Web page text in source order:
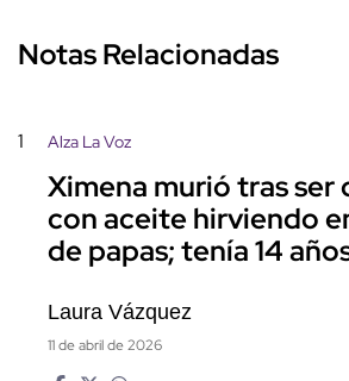
Notas Relacionadas
1 Alza La Voz
Ximena murió tras ser
con aceite hirviendo
de papas; tenía 14
Laura Vázquez
11 de abril de 2026